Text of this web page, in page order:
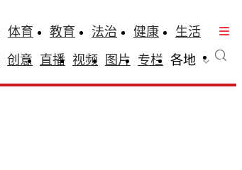
体育 教育 法治 健康
生活
创意 直播 视频 图片 专栏 各地